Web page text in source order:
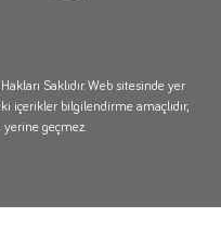
Saklıdır. Web sitesinde yer
içerikler bilgilendirme amaçlıdır,
geçmez.